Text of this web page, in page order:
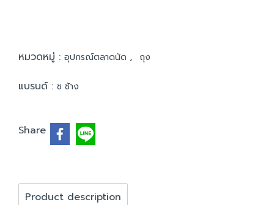
หมวดหมู่ : อุปกรณ์ตลาดนัด , ถุง
แบรนด์ : ช ช้าง
Share
Product description